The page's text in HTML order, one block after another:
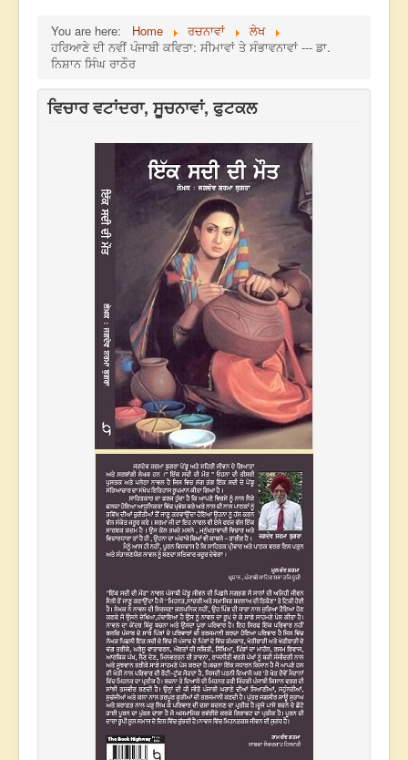
You are here: Home ਰਚਨਾਵਾਂ
ਲੇਖ
ਹਰਿਆਣੇ ਦੀ ਨਵੀਂ ਪੰਜਾਬੀ ਕਵਿਤਾ: ਸੀਮਾਵਾਂ ਤੇ ਸੰਭਾਵਨਾਵਾਂ --- ਡਾ.
ਨਿਸ਼ਾਨ ਸਿੰਘ ਰਾਠੌਰ
ਵਿਚਾਰ ਵਟਾਂਦਰਾ, ਸੂਚਨਾਵਾਂ, ਫੁਟਕਲ